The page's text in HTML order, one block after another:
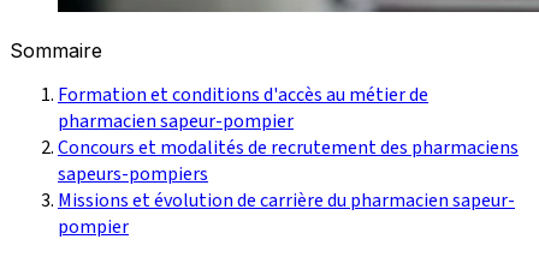
Sommaire
Formation et conditions d'accès au métier de
pharmacien sapeur-pompier
Concours et modalités de recrutement des pharmaciens
sapeurs-pompiers
Missions et évolution de carrière du pharmacien sapeur-
pompier